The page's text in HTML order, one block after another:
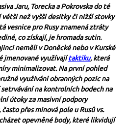
Jaru, Torecka a Pokrovska do té
než vyšší desítky či nižší stovky
vesnice pro Rusy znamená ztráty
co získají, je hromada sutin.
neměli v Doněcké nebo v Kurské
jmenované využívajítaktiku, která
minimalizovat. Na první pohled
využívání obranných pozic na
na kontrolních bodech na
útoky za masivní podpory
přes minová pole u Rusů vs.
opevněné body, které likvidují